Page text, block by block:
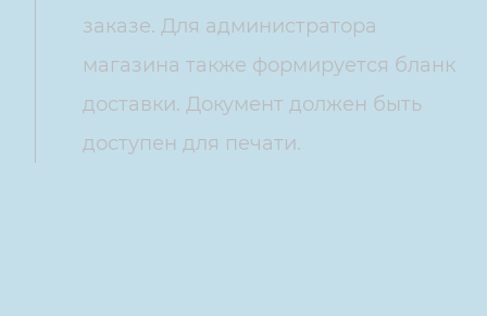
заказе. Для администратора
магазина также формируется бланк
доставки. Документ должен быть
доступен для печати.